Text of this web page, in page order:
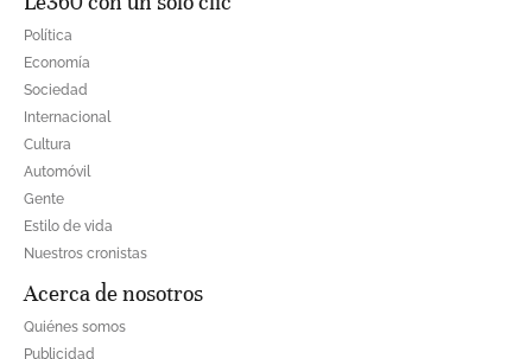
Política
Economía
Sociedad
Internacional
Cultura
Automóvil
Gente
Estilo de vida
Nuestros cronistas
Acerca de nosotros
Quiénes somos
Publicidad